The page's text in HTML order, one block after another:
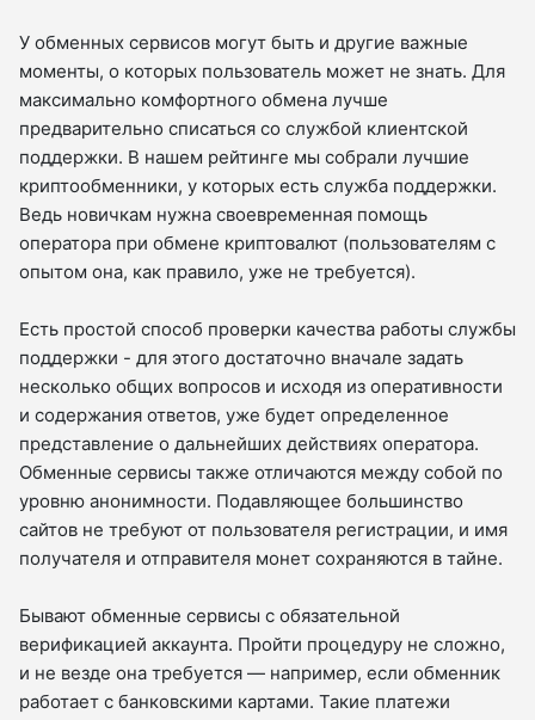
У обменных сервисов могут быть и другие важные
моменты, о которых пользователь может не знать. Для
максимально комфортного обмена лучше
предварительно списаться со службой клиентской
поддержки. В нашем рейтинге мы собрали лучшие
криптообменники, у которых есть служба поддержки.
Ведь новичкам нужна своевременная помощь
оператора при обмене криптовалют (пользователям с
опытом она, как правило, уже не требуется).
Есть простой способ проверки качества работы службы
поддержки - для этого достаточно вначале задать
несколько общих вопросов и исходя из оперативности
и содержания ответов, уже будет определенное
представление о дальнейших действиях оператора.
Обменные сервисы также отличаются между собой по
уровню анонимности. Подавляющее большинство
сайтов не требуют от пользователя регистрации, и имя
получателя и отправителя монет сохраняются в тайне.
Бывают обменные сервисы с обязательной
верификацией аккаунта. Пройти процедуру не сложно,
и не везде она требуется — например, если обменник
работает с банковскими картами. Такие платежи